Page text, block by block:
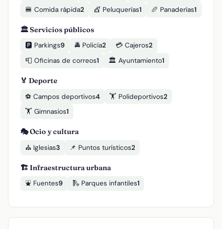
🍔 Comida rápida2 💇 Peluquerías1 🥖 Panaderías1
🏛️ Servicios públicos
🅿️ Parkings9 🚔 Policía2 💳 Cajeros2
📮 Oficinas de correos1 🏛️ Ayuntamiento1
🏅 Deporte
⚽ Campos deportivos4 🏋️ Polideportivos2
🏋️ Gimnasios1
🎭 Ocio y cultura
⛪ Iglesias3 📌 Puntos turísticos2
🏗️ Infraestructura urbana
⛲ Fuentes9 🛝 Parques infantiles1